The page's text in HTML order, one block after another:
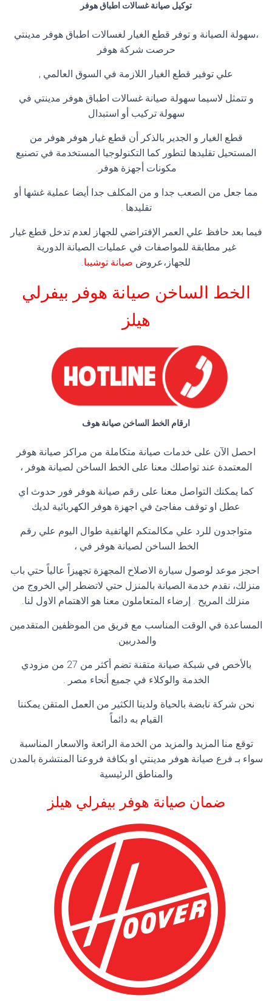
توكيل صيانة غسالات اطباق هوفر
،سهولة الصيانة و توفر قطع الغيار لغسالات اطباق هوفر مدينتي
حرصت شركة هوفر
علي توفير قطع الغيار اللازمة في السوق العالمي ,
و تتمثل لاسيما سهولة صيانة غسالات اطباق هوفر مدينتي في
سهولة تركيب أو استبدال
قطع الغيار و الجدير بالذكر أن قطع غيار هوفر هوفر من
المستحيل تقليدها لتطور كما التكنولوجيا المستخدمة في تصنيع
مكونات أجهزة هوفر.
مما جعل من الصعب جدا و من المكلف جدا أيضا عملية غشها أو
تقليدها .
فيما بعد حافظ علي العمر الإفتراضي للجهاز لعدم تدخل قطع غيار
غير مطابقة للمواصفات في عمليات الصيانة الدورية
للجهاز،عروض صيانة توشيبا.
الخط الساخن صيانة هوفر بيفرلي
هيلز
ارقام الخط الساخن صيانة هوف
احصل الآن على خدمات صيانة متكاملة من مراكز صيانة هوفر
المعتمدة عند تواصلك معنا على الخط الساخن لصيانة هوفر ،
كما يمكنك التواصل معنا على رقم صيانة هوفر فور حدوث اي
عطل او توقف مفاجئ في اجهزة هوفر الكهربائية لديك
متواجدون للرد علي مكالمتكم الهاتفية طوال اليوم علي رقم
الخط الساخن لصيانة هوفر في ،
احجز موعد لوصول سيارة الاصلاح المجهزة تجهيزاً عالياً حتي باب
منزلك، نقدم خدمة الصيانة بالمنزل حتي لاتضطر إلي الخروج من
منزلك المريح . إرضاء المتعاملون معنا هو الاهتمام الاول لنا.
المساعدة في الوقت المناسب مع فريق من الموظفين المتقدمين
والمدربين.
بالأخص في شبكة صيانة متقنة تضم أكثر من 27 من مزودي
الخدمة والوكلاء في جميع أنحاء مصر .
نحن شركة نابضة بالحياة ولدينا الكثير من العمل المتقن يمكننا
القيام به دائماً
توقع منا المزيد والمزيد من الخدمة الرائعة والاسعار المناسبة
سواء بـ فرع صيانة هوفر مدينتي او بكافة فروعنا المنتشرة بالمدن
والمناطق الرئيسية
ضمان صيانة هوفر بيفرلي هيلز